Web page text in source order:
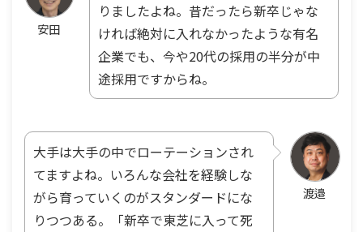
安田
りましたよね。昔だったら新卒じゃな
ければ絶対に入れなかったような有名
企業でも、今や20代の採用の半分が中
途採用ですからね。
渡邉
大手は大手の中でローテーションされ
てますよね。いろんな会社を経験しな
がら育っていくのがスタンダードにな
りつつある。「新卒で東芝に入って死